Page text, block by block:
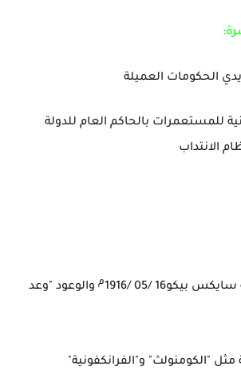
الحكومات العميلة
للمستعمرات بالحاكم العام للدولة
الانتداب
سايكس بيكو16 /05
/1916 م والوعود "وعد
"الكومنولث" و"الفرانكفونية"